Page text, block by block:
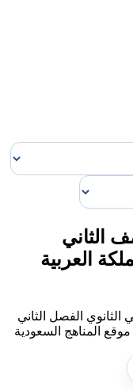
الثاني
العربية
الفصل الثاني
المناهج السعودية